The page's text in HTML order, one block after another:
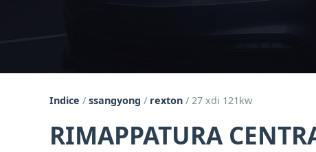
Indice / ssangyong / rexton / 27 xdi 121kw
RIMAPPATURA